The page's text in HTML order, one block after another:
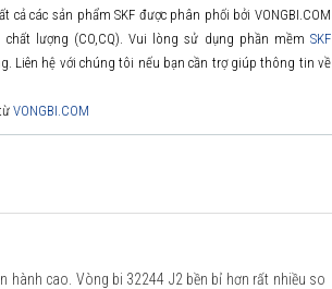
cả các sản phẩm SKF được phân phối bởi VONGBI.COM
lượng (CO,CQ). Vui lòng sử dụng phần mềm SKF
Liên hệ với chúng tôi nếu bạn cần trợ giúp thông tin về
VONGBI.COM
hành cao. Vòng bi 32244 J2 bền bỉ hơn rất nhiều so